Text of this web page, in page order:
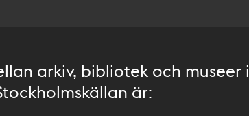
arkiv, bibliotek och museer i
är: